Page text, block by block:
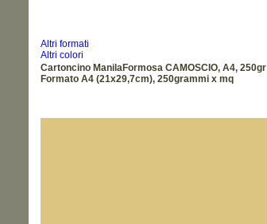
Altri formati
Altri colori
Cartoncino ManilaFormosa CAMOSCIO, A4, 250gr
Formato A4 (21x29,7cm), 250grammi x mq